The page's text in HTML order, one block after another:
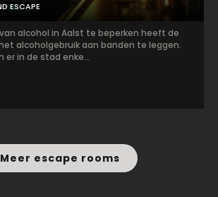
ESCAPE
alcohol in Aalst te beperken heeft de
alcoholgebruik aan banden te leggen.
er in de stad enke...
Meer escape rooms